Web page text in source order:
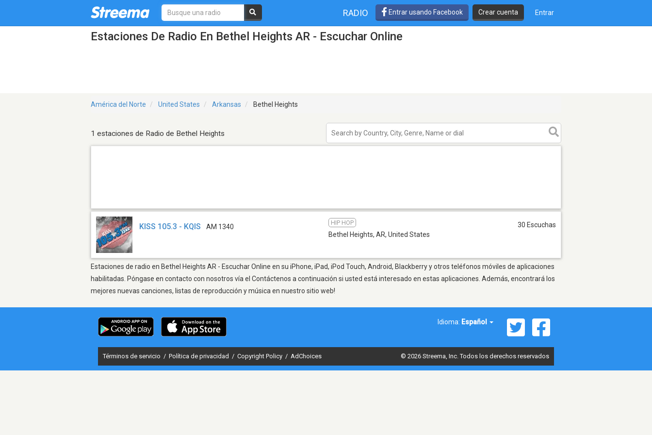
RADIO Entrar usando Facebook Crear cuenta Entrar
Estaciones De Radio En Bethel Heights AR - Escuchar Online
América del Norte United States Arkansas Bethel Heights
1 estaciones de Radio de Bethel Heights
KISS 105.3 - KQIS AM 1340
HIP HOP
Bethel Heights, AR, United States
30 Escuchas
Estaciones de radio en Bethel Heights AR - Escuchar Online en su iPhone, iPad, iPod Touch, Android, Blackberry y otros teléfonos móviles de aplicaciones
habilitadas. Póngase en contacto con nosotros vía el Contáctenos a continuación si usted está interesado en estas aplicaciones. Además, encontrará los
mejores nuevas canciones, listas de reproducción y música en nuestro sitio web!
Idioma: Español
Términos de servicio / Política de privacidad / Copyright Policy / AdChoices © 2026 Streema, Inc. Todos los derechos reservados